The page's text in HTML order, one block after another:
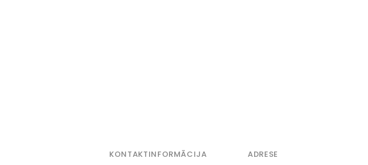
KONTAKTINFORMĀCIJA
ADRESE